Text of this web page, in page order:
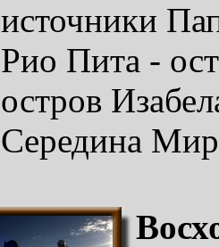
источники
Рио Пита -
остров
Середина